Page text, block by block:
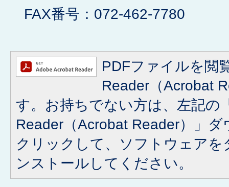
FAX番号：072-462-7780
PDFファイルを閲
Reader（Acrobat
す。お持ちでない方は、左記の
Reader（Acrobat Reader）」
クリックして、ソフトウェア
ンストールしてください。